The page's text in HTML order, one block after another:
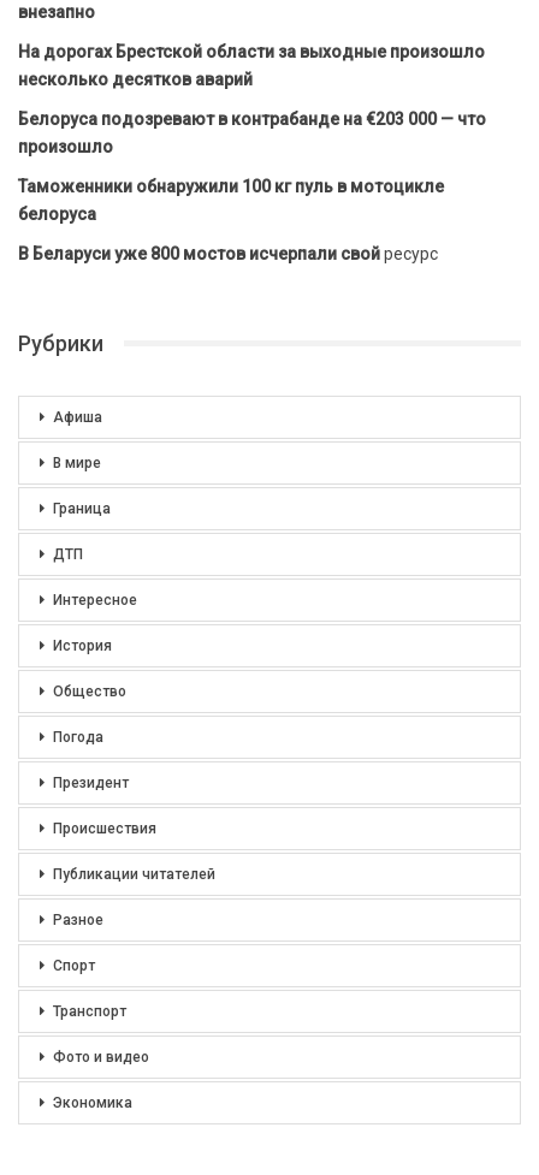
внезапно
На дорогах Брестской области за выходные произошло
несколько десятков аварий
Белоруса подозревают в контрабанде на €203 000 — что
произошло
Таможенники обнаружили 100 кг пуль в мотоцикле
белоруса
В Беларуси уже 800 мостов исчерпали свойресурс
Рубрики
Афиша
В мире
Граница
ДТП
Интересное
История
Общество
Погода
Президент
Происшествия
Публикации читателей
Разное
Спорт
Транспорт
Фото и видео
Экономика